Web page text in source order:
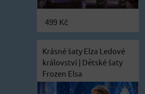
499 Kč
Krásné šaty Elza Ledové
království | Dětské šaty
Frozen Elsa